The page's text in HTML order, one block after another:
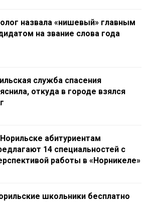
назвала «нишевый» главным
на звание слова года
служба спасения
откуда в городе взялся
абитуриентам
14 специальностей с
работы в «Норникеле»
школьники бесплатно